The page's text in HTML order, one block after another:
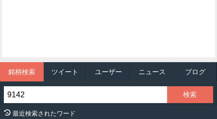
銘柄検索 ツイート ユーザー ニュース ブログ
最近検索されたワード